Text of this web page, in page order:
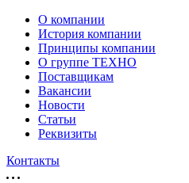
О компании
История компании
Принципы компании
О группе ТЕХНО
Поставщикам
Вакансии
Новости
Статьи
Реквизиты
Контакты